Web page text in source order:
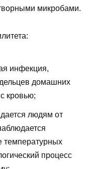
микробами.
инфекция,
домашних
кровью;
людям от
температурных
процесс